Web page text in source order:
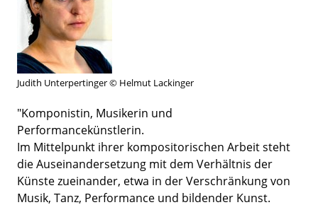
Judith Unterpertinger © Helmut Lackinger
"Komponistin, Musikerin und
Performancekünstlerin.
Im Mittelpunkt ihrer kompositorischen Arbeit steht
die Auseinandersetzung mit dem Verhältnis der
Künste zueinander, etwa in der Verschränkung von
Musik, Tanz, Performance und bildender Kunst.